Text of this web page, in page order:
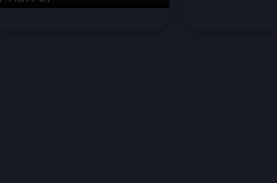
(Phần 3) (2023)